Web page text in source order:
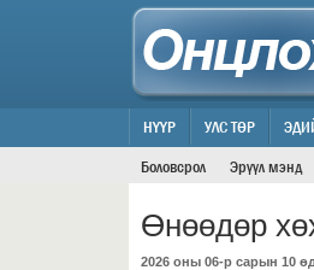
НҮҮР УЛС ТӨР
Боловсрол
Эрүүл мэнд
Өнөөдөр
2026 оны 06-р сарын 10